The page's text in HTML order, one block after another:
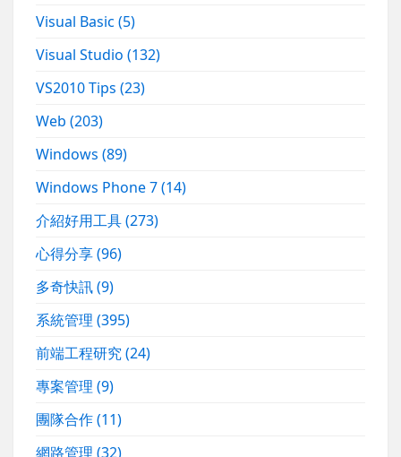
Visual Basic(5)
Visual Studio(132)
VS2010 Tips(23)
Web(203)
Windows(89)
Windows Phone 7(14)
介紹好用工具(273)
心得分享(96)
多奇快訊(9)
系統管理(395)
前端工程研究(24)
專案管理(9)
團隊合作(11)
網路管理(32)